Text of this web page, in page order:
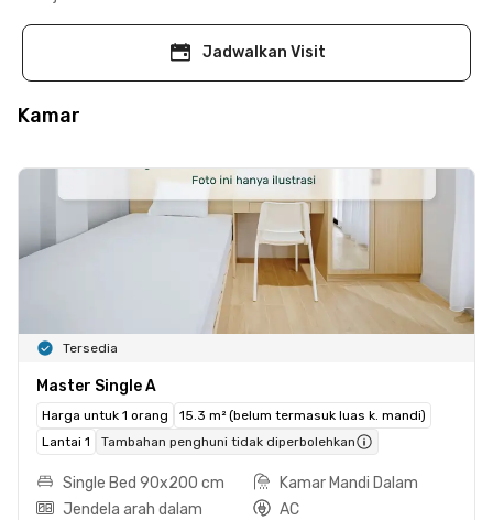
Jadwalkan Visit
Kamar
Tersedia
Master Single A
Harga untuk 1 orang
15.3 m² (belum termasuk luas k. mandi)
Lantai 1
Tambahan penghuni tidak diperbolehkan
Single Bed 90x200 cm
Kamar Mandi Dalam
Jendela arah dalam
AC